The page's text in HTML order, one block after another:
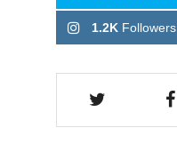
1.2K Followers